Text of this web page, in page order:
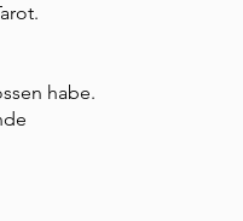
habe.